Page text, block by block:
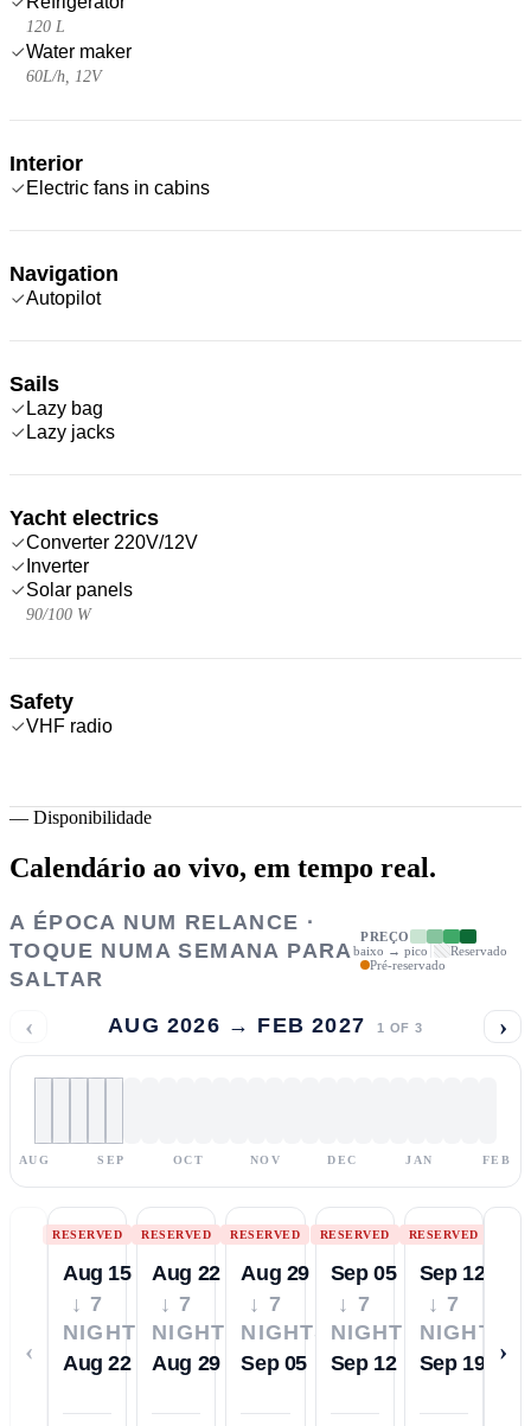
120 L
Water maker
60L/h, 12V
Interior
Electric fans in cabins
Navigation
Autopilot
Sails
Lazy bag
Lazy jacks
Yacht electrics
Converter 220V/12V
Inverter
Solar panels
90/100 W
Safety
VHF radio
— Disponibilidade
Calendário ao vivo, em tempo real.
A ÉPOCA NUM RELANCE ·
TOQUE NUMA SEMANA PARA
SALTAR
PREÇO
baixo → pico
Reservado
Pré-reservado
‹ AUG 2026 → FEB 2027 1 OF 3 ›
AUG SEP OCT NOV DEC JAN FEB
‹
RESERVED
Aug 15
↓ 7
NIGHTS
Aug 22
RESERVED
Aug 22
↓ 7
NIGHTS
Aug 29
RESERVED
Aug 29
↓ 7
NIGHTS
Sep 05
RESERVED
Sep 05
↓ 7
NIGHTS
Sep 12
RESERVED
Sep 12
↓ 7
NIGHTS
Sep 19
›